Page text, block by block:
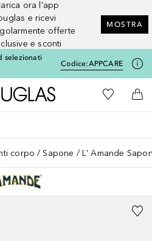
ora l'app
e ricevi
offerte
e sconti
MOSTRA
selezionati
Codice:APPCARE
A Douglas HomeAlla Mia
Al
corpo Sapone L' Amande